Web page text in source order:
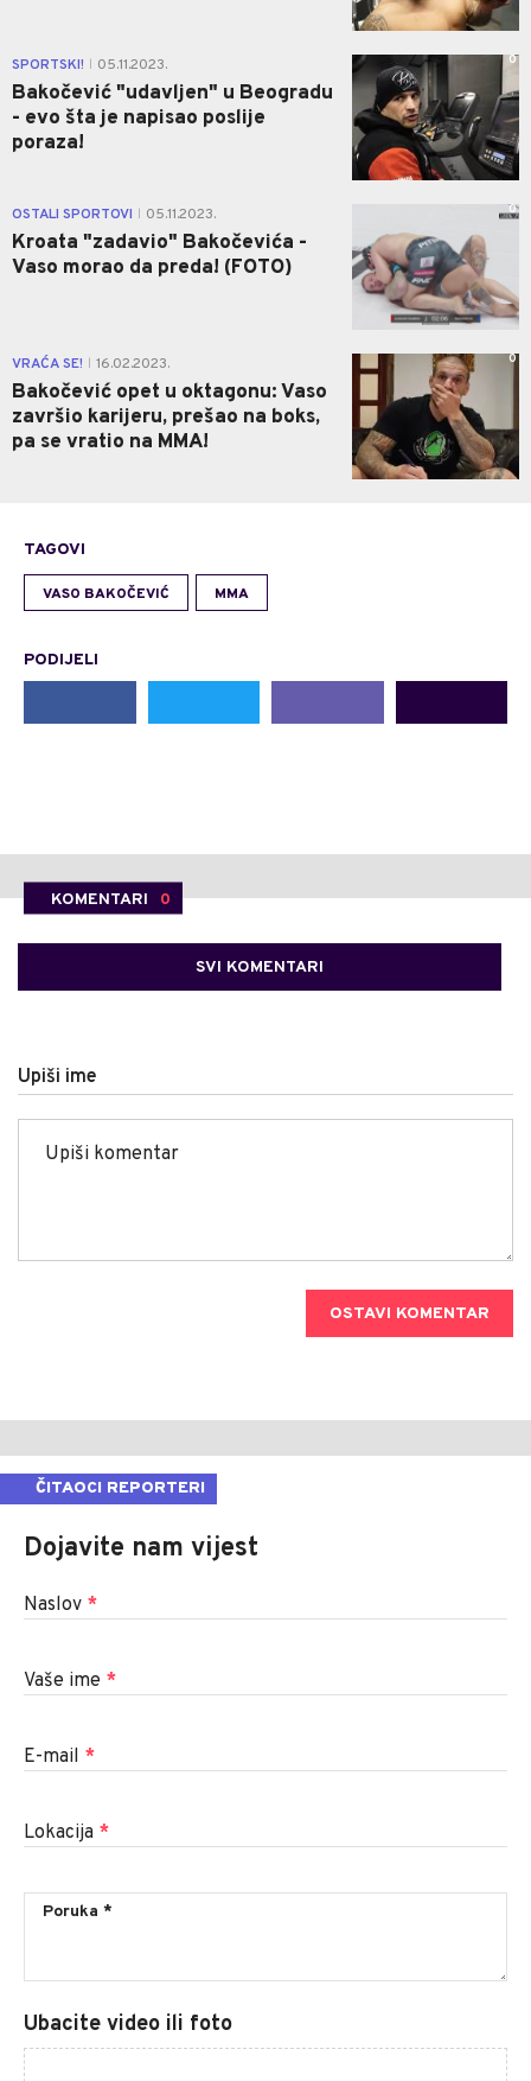
SPORTSKI! 05.11.2023.
Bakočević "udavljen" u Beogradu
- evo šta je napisao poslije
poraza!
0
OSTALI SPORTOVI 05.11.2023.
Kroata "zadavio" Bakočevića -
Vaso morao da preda! (FOTO)
0
VRAĆA SE! 16.02.2023.
Bakočević opet u oktagonu: Vaso
završio karijeru, prešao na boks,
pa se vratio na MMA!
0
TAGOVI
VASO BAKOČEVIĆ MMA
PODIJELI
KOMENTARI 0
SVI KOMENTARI
Upiši ime
OSTAVI KOMENTAR
ČITAOCI REPORTERI
Dojavite nam vijest
Naslov *
Vaše ime *
E-mail *
Lokacija *
Ubacite video ili foto